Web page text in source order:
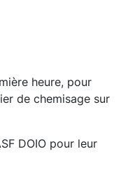
heure, pour
de chemisage sur
DOIO pour leur